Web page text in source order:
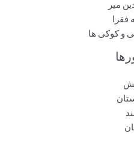
میر
فقرا
و کوکی ها